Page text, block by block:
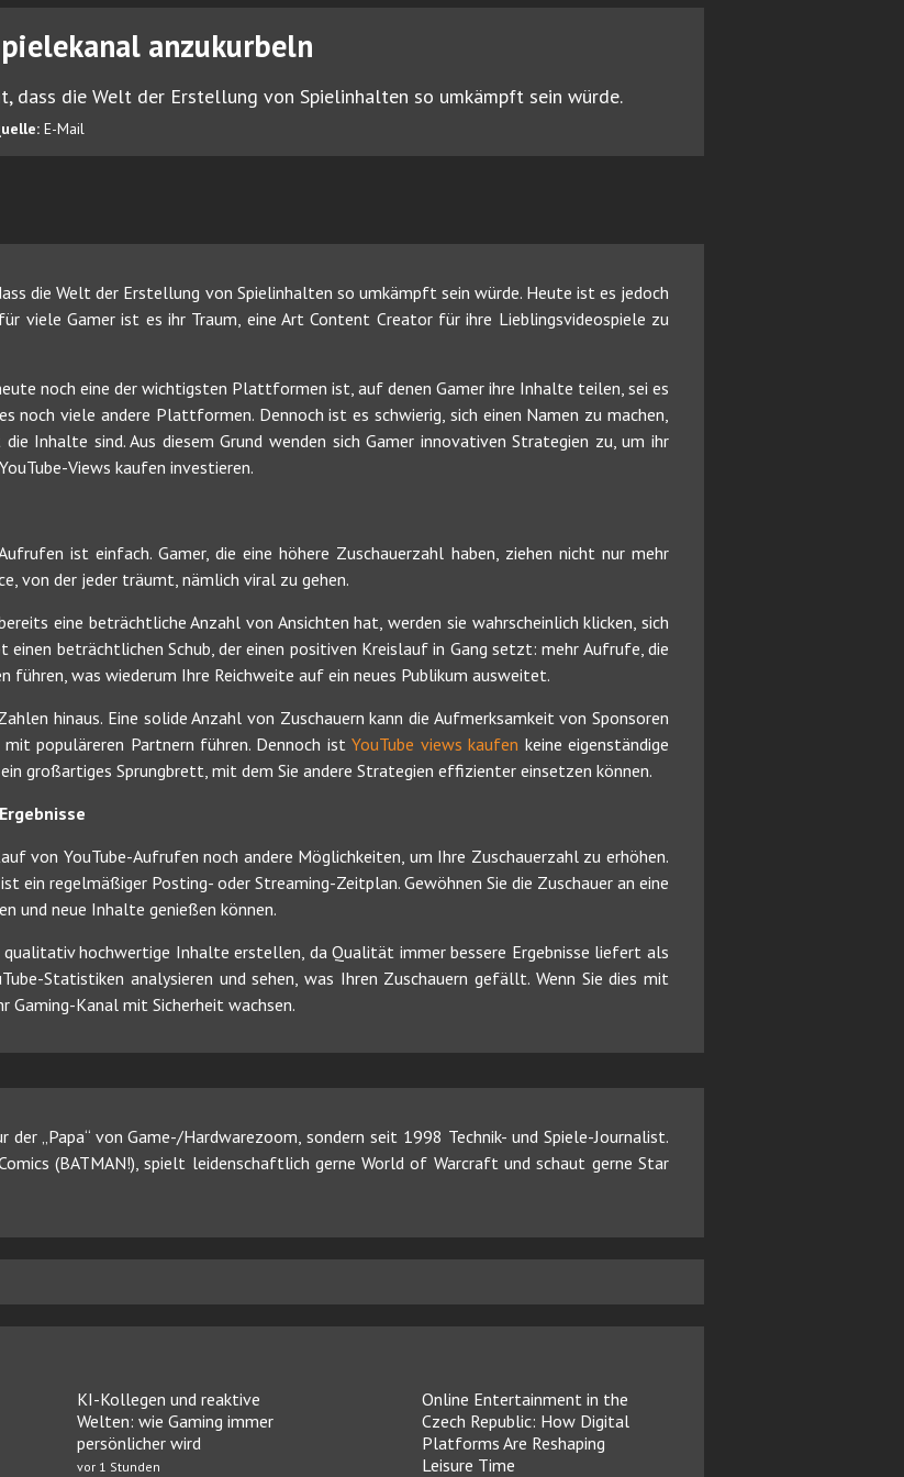
anzukurbeln
dass die Welt der Erstellung von Spielinhalten so umkämpft sein würde.
E-Mail
die Welt der Erstellung von Spielinhalten so umkämpft sein würde. Heute ist es jedoch
viele Gamer ist es ihr Traum, eine Art Content Creator für ihre Lieblingsvideospiele zu
noch eine der wichtigsten Plattformen ist, auf denen Gamer ihre Inhalte teilen, sei es
noch viele andere Plattformen. Dennoch ist es schwierig, sich einen Namen zu machen,
Inhalte sind. Aus diesem Grund wenden sich Gamer innovativen Strategien zu, um ihr
Views kaufen investieren.
ist einfach. Gamer, die eine höhere Zuschauerzahl haben, ziehen nicht nur mehr
von der jeder träumt, nämlich viral zu gehen.
eine beträchtliche Anzahl von Ansichten hat, werden sie wahrscheinlich klicken, sich
einen beträchtlichen Schub, der einen positiven Kreislauf in Gang setzt: mehr Aufrufe, die
führen, was wiederum Ihre Reichweite auf ein neues Publikum ausweitet.
hinaus. Eine solide Anzahl von Zuschauern kann die Aufmerksamkeit von Sponsoren
populäreren Partnern führen. Dennoch istYouTube views kaufen keine eigenständige
großartiges Sprungbrett, mit dem Sie andere Strategien effizienter einsetzen können.
von YouTube-Aufrufen noch andere Möglichkeiten, um Ihre Zuschauerzahl zu erhöhen.
ein regelmäßiger Posting- oder Streaming-Zeitplan. Gewöhnen Sie die Zuschauer an eine
und neue Inhalte genießen können.
hochwertige Inhalte erstellen, da Qualität immer bessere Ergebnisse liefert als
Statistiken analysieren und sehen, was Ihren Zuschauern gefällt. Wenn Sie dies mit
Gaming-Kanal mit Sicherheit wachsen.
der „Papa“ von Game-/Hardwarezoom, sondern seit 1998 Technik- und Spiele-Journalist.
(BATMAN!), spielt leidenschaftlich gerne World of Warcraft und schaut gerne Star
KI-Kollegen und reaktive
Welten: wie Gaming immer
persönlicher wird
vor 1 Stunden
Online Entertainment in the
Czech Republic: How Digital
Platforms Are Reshaping
Leisure Time